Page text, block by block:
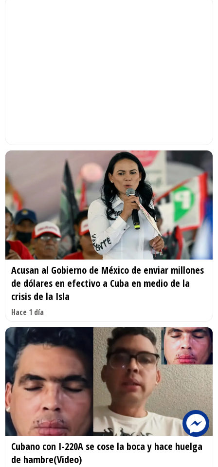
Acusan al Gobierno de México de enviar millones
de dólares en efectivo a Cuba en medio de la
crisis de la Isla
Hace 1 día
Cubano con I-220A se cose la boca y hace huelga
de hambre(Video)